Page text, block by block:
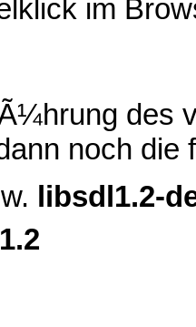
im
des
noch die
libsdl1.2-